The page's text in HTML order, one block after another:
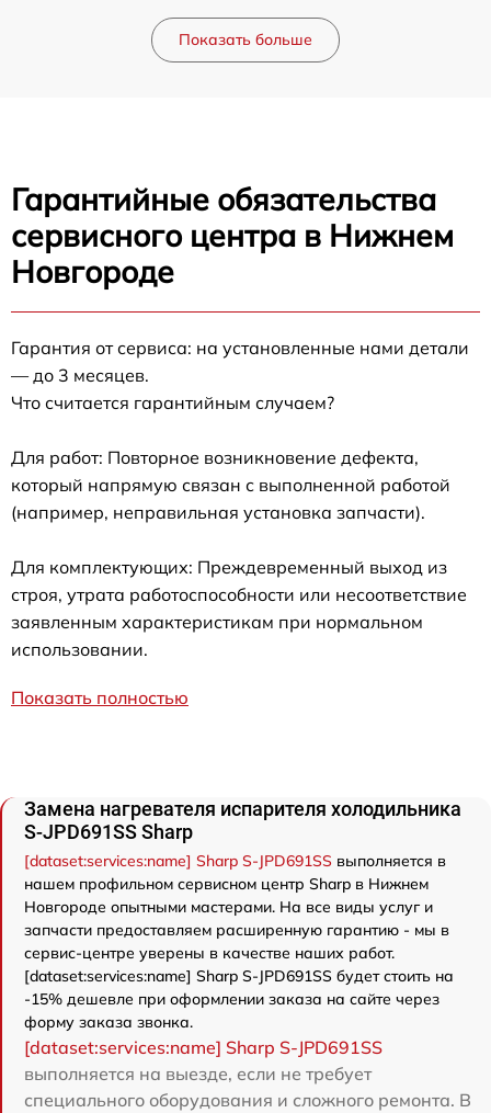
Показать больше
Гарантийные обязательства
сервисного центра в Нижнем
Новгороде
Гарантия от сервиса: на установленные нами детали
— до 3 месяцев.
Что считается гарантийным случаем?
Для работ: Повторное возникновение дефекта,
который напрямую связан с выполненной работой
(например, неправильная установка запчасти).
Для комплектующих: Преждевременный выход из
строя, утрата работоспособности или несоответствие
заявленным характеристикам при нормальном
использовании.
Показать полностью
Замена нагревателя испарителя холодильника
S-JPD691SS Sharp
[dataset:services:name] Sharp S-JPD691SS выполняется в
нашем профильном сервисном центр Sharp в Нижнем
Новгороде опытными мастерами. На все виды услуг и
запчасти предоставляем расширенную гарантию - мы в
сервис-центре уверены в качестве наших работ.
[dataset:services:name] Sharp S-JPD691SS будет стоить на
-15% дешевле при оформлении заказа на сайте через
форму заказа звонка.
[dataset:services:name] Sharp S-JPD691SS
выполняется на выезде, если не требует
специального оборудования и сложного ремонта. В